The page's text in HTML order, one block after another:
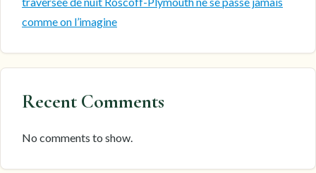
comme on l’imagine
Recent Comments
No comments to show.